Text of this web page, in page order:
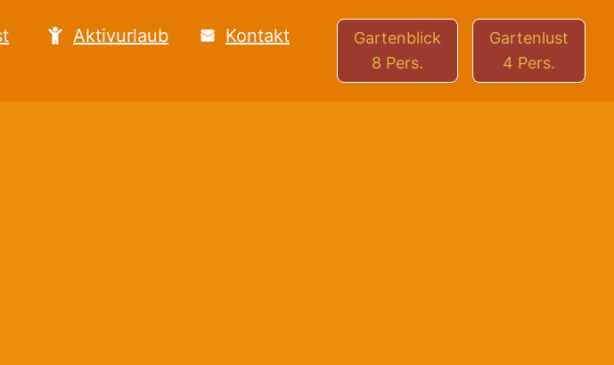
Aktivurlaub Kontakt
Gartenblick
8 Pers.
Gartenlust
4 Pers.